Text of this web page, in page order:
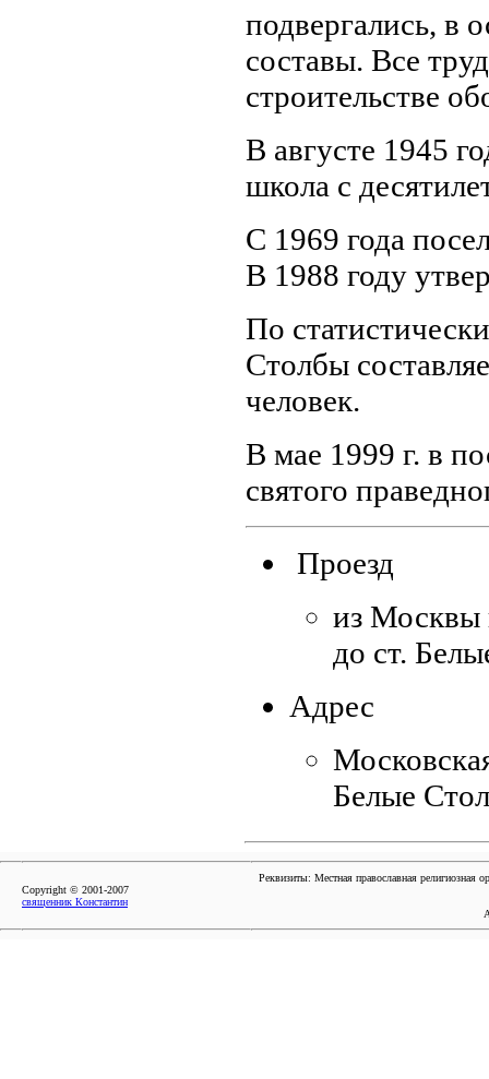
подвергались, в
составы. Все
строительстве
В августе 1945
школа с
С 1969 года
В 1988 году
По
Столбы
человек.
В мае 1999 г. в
святого
Проезд
из Москвы
до ст.
Адрес
Белые
Copyright © 2001-2007
священник Константин
Реквизиты: Местная православная